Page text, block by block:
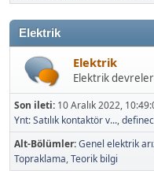
Elektrik
Elektrik
Elektrik
Son ileti: 10 Aralık 2022,
Ynt: Satılık kontaktör v...,
Alt-Bölümler Genel elektrik
Topraklama Teorik bilgi